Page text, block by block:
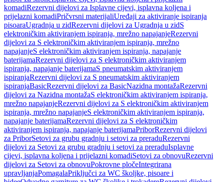
komadiRezervni dijelovi za Isplavne cijevi, isplavna koljena i
prijelazni komadiPričvrsni materijaliUređaji za aktiviranje ispiranja
pisoaraUgradnja u zidRezervni dijelovi za Ugradnja u zidS
elektroničkim aktiviranjem ispiranja, mrežno napajanjeRezervni
dijelovi za S elektroničkim aktiviranjem ispiranja, mrežno
napajanjeS elektroničkim aktiviranjem ispiranja, napajanje
baterijamaRezervni dijelovi za S elektroničkim aktiviranjem
ispiranja, napajanje baterijamaS pneumatskim aktiviranjem
ispiranjaRezervni dijelovi za S pneumatskim aktiviranjem
ispiranjaBasicRezervni dijelovi za BasicNazidna montažaRezervni
dijelovi za Nazidna montažaS elektroničkim aktiviranjem ispiranja,
mrežno napajanjeRezervni dijelovi za S elektroničkim aktiviranjem
ispiranja, mrežno napajanjeS elektroničkim aktiviranjem ispiranja,
napajanje baterijamaRezervni dijelovi za S elektroničkim
aktiviranjem ispiranja, napajanje baterijamaPriborRezervni dijelovi
za PriborSetovi za grubu gradnju i setovi za preraduRezervni
dijelovi za Setovi za grubu gradnju i setovi za preraduIsplavne
cijevi, isplavna koljena i prijelazni komadiSetovi za obnovuRezervni
dijelovi za Setovi za obnovuPokrovne pločeIntegrirana
upravljanjaPomagalaPriključci za WC školjke, pisoare i